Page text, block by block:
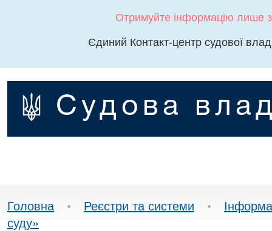
Отримуйте інформацію лише
Єдиний Контакт-центр судової
Судова
Головна • Реєстри та системи •
суду»